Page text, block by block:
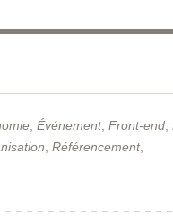
Événement, Front-end
Référencement,